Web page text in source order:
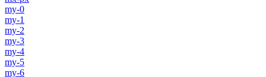
my-0
my-1
my-2
my-3
my-4
my-5
my-6